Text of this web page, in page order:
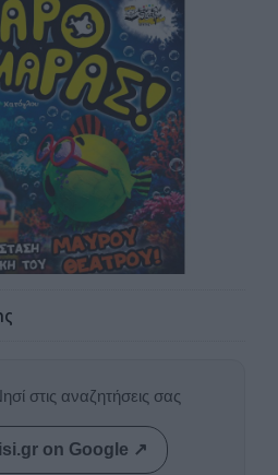
στις αναζητήσεις σας
on Google ↗